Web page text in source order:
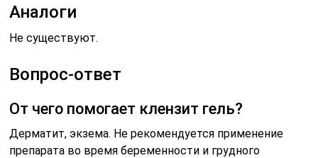
Аналоги
Не существуют.
Вопрос-ответ
От чего помогает клензит гель?
Дерматит, экзема. Не рекомендуется применение
препарата во время беременности и грудного